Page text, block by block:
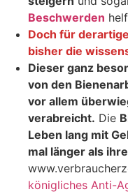
Beschwerden
Doch für
bisher die
Dieser ganz
von den
vor allem
verabreicht. Die
Leben lang mit
mal länger als
königliches Anti-